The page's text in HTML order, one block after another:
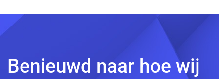
Benieuwd naar hoe wij